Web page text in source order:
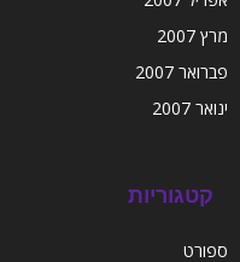
מרץ 2007
פברואר 2007
ינואר 2007
קטגוריות
ספורט